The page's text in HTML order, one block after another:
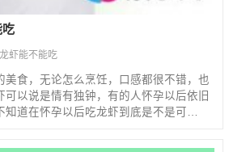
龙虾能不能吃
美食，无论怎么烹饪，口感都很不错，也
可以说是情有独钟，有的人怀孕以后依旧
知道在怀孕以后吃龙虾到底是不是可…